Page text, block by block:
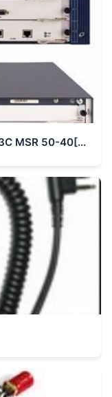
H3C MSR 50-40[60] 系列路由器_H3C MSR 50-40[60] 系列路由器价格_H3C MSR 50-40[60] 系列路由器厂家_通信产品 - 到中国网库